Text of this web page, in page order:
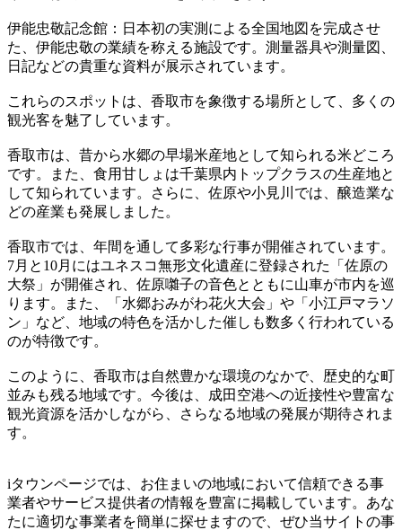
伊能忠敬記念館：日本初の実測による全国地図を完成させ
た、伊能忠敬の業績を称える施設です。測量器具や測量図、
日記などの貴重な資料が展示されています。
これらのスポットは、香取市を象徴する場所として、多くの
観光客を魅了しています。
香取市は、昔から水郷の早場米産地として知られる米どころ
です。また、食用甘しょは千葉県内トップクラスの生産地と
して知られています。さらに、佐原や小見川では、醸造業な
どの産業も発展しました。
香取市では、年間を通して多彩な行事が開催されています。
7月と10月にはユネスコ無形文化遺産に登録された「佐原の
大祭」が開催され、佐原囃子の音色とともに山車が市内を巡
ります。また、「水郷おみがわ花火大会」や「小江戸マラソ
ン」など、地域の特色を活かした催しも数多く行われている
のが特徴です。
このように、香取市は自然豊かな環境のなかで、歴史的な町
並みも残る地域です。今後は、成田空港への近接性や豊富な
観光資源を活かしながら、さらなる地域の発展が期待されま
す。
iタウンページでは、お住まいの地域において信頼できる事
業者やサービス提供者の情報を豊富に掲載しています。あな
たに適切な事業者を簡単に探せますので、ぜひ当サイトの事